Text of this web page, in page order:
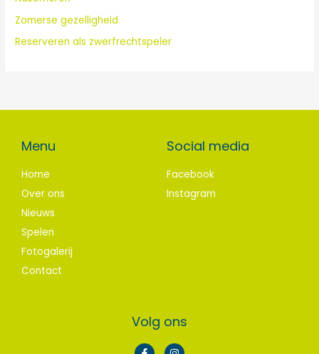
Zomerse gezelligheid
Reserveren als zwerfrechtspeler
Menu
Home
Over ons
Nieuws
Spelen
Fotogalerij
Contact
Social media
Facebook
Instagram
Volg ons
F I